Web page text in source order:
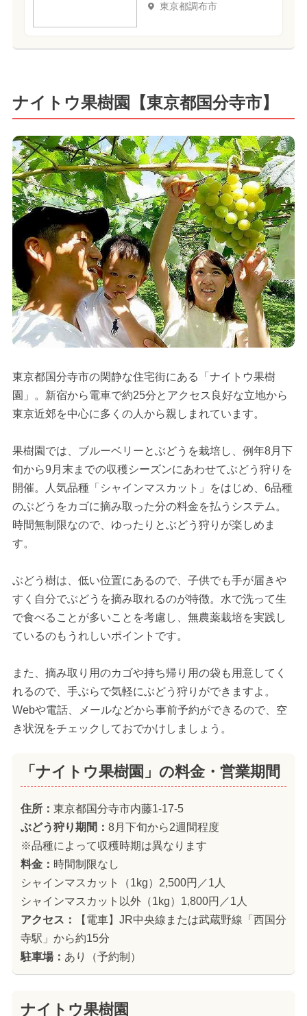
東京都調布市
ナイトウ果樹園【東京都国分寺市】
東京都国分寺市の閑静な住宅街にある「ナイトウ果樹
園」。新宿から電車で約25分とアクセス良好な立地から
東京近郊を中心に多くの人から親しまれています。
果樹園では、ブルーベリーとぶどうを栽培し、例年8月下
旬から9月末までの収穫シーズンにあわせてぶどう狩りを
開催。人気品種「シャインマスカット」をはじめ、6品種
のぶどうをカゴに摘み取った分の料金を払うシステム。
時間無制限なので、ゆったりとぶどう狩りが楽しめま
す。
ぶどう樹は、低い位置にあるので、子供でも手が届きや
すく自分でぶどうを摘み取れるのが特徴。水で洗って生
で食べることが多いことを考慮し、無農薬栽培を実践し
ているのもうれしいポイントです。
また、摘み取り用のカゴや持ち帰り用の袋も用意してく
れるので、手ぶらで気軽にぶどう狩りができますよ。
Webや電話、メールなどから事前予約ができるので、空
き状況をチェックしておでかけしましょう。
「ナイトウ果樹園」の料金・営業期間
住所： 東京都国分寺市内藤1-17-5
ぶどう狩り期間： 8月下旬から2週間程度
※品種によって収穫時期は異なります
料金： 時間制限なし
シャインマスカット（1kg）2,500円／1人
シャインマスカット以外（1kg）1,800円／1人
アクセス：
【電車】JR中央線または武蔵野線「西国分
寺駅」から約15分
駐車場： あり（予約制）
ナイトウ果樹園